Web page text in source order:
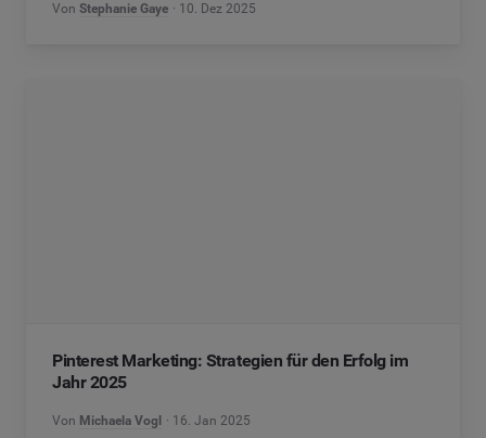
Von Stephanie Gaye 10. Dez 2025
Pinterest Marketing: Strategien für den Erfolg im
Jahr 2025
Von Michaela Vogl 16. Jan 2025